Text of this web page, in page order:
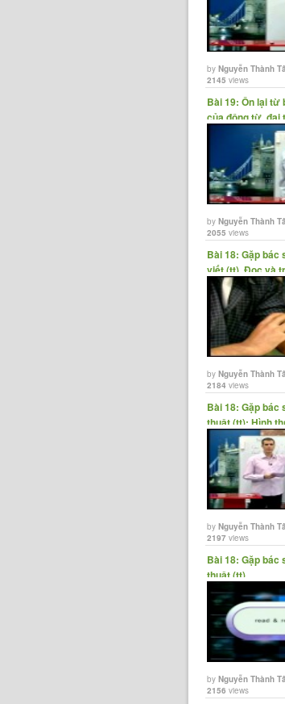
byNguyễn Thành
2145 views
Bài 19: Ôn lại từ
của động từ, đại
byNguyễn Thành
2055 views
Bài 18: Gặp bác
viết (tt), Đọc và
byNguyễn Thành
2184 views
Bài 18: Gặp bác
thuật (tt); Hình
byNguyễn Thành
2197 views
Bài 18: Gặp bác
thuật (tt)
byNguyễn Thành
2156 views